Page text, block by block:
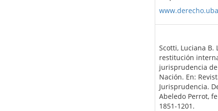
Scotti, Luciana B.
restitución
jurisprudencia
Nación. En:
Jurisprudencia.
Abeledo Perrot,
1851-1201.